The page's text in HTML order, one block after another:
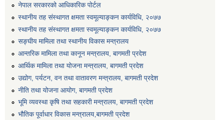
नेपाल सरकारको आधिकारिक पोर्टल
स्थानीय तह संस्थागत क्षमता स्वमूल्याङ्कन कार्यविधि, २०७७
स्थानीय तह संस्थागत क्षमता स्वमूल्याङ्कन कार्यविधि, २०७७
सङ्घीय मामिला तथा स्थानीय विकास मन्त्रालय
आन्तरिक मामिला तथा कानून मन्त्रालय, बागमती प्रदेश
आर्थिक मामिला तथा योजना मन्त्रालय, बागमती प्रदेश
उद्योग, पर्यटन, वन तथा वातावरण मन्त्रालय, बागमती प्रदेश
नीति तथा योजना आयोग, बागमती प्रदेश
भूमि व्यवस्था कृषि तथा सहकारी मन्त्रालय, बागमती प्रदेश
भौतिक पूर्वाधार विकास मन्त्रालय,बागमती प्रदेश